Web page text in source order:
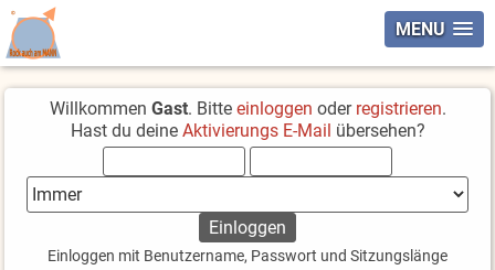
MENU
Willkommen Gast. Bitte einloggen oder registrieren.
Hast du deine Aktivierungs E-Mail übersehen?
Einloggen mit Benutzername, Passwort und Sitzungslänge